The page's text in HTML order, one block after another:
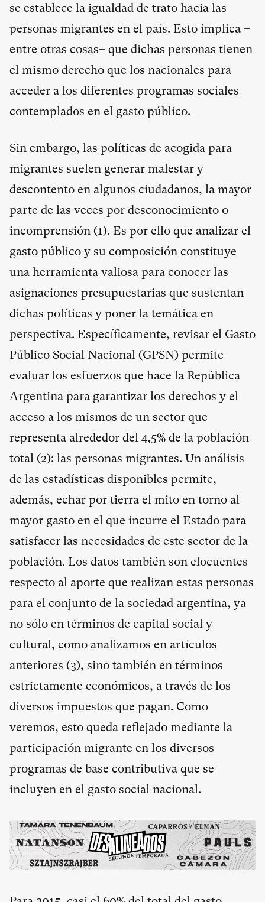
se establece la igualdad de trato hacia las
personas migrantes en el país. Esto implica –
entre otras cosas– que dichas personas tienen
el mismo derecho que los nacionales para
acceder a los diferentes programas sociales
contemplados en el gasto público.
Sin embargo, las políticas de acogida para
migrantes suelen generar malestar y
descontento en algunos ciudadanos, la mayor
parte de las veces por desconocimiento o
incomprensión (1). Es por ello que analizar el
gasto público y su composición constituye
una herramienta valiosa para conocer las
asignaciones presupuestarias que sustentan
dichas políticas y poner la temática en
perspectiva. Específicamente, revisar el Gasto
Público Social Nacional (GPSN) permite
evaluar los esfuerzos que hace la República
Argentina para garantizar los derechos y el
acceso a los mismos de un sector que
representa alrededor del 4,5% de la población
total (2): las personas migrantes. Un análisis
de las estadísticas disponibles permite,
además, echar por tierra el mito en torno al
mayor gasto en el que incurre el Estado para
satisfacer las necesidades de este sector de la
población. Los datos también son elocuentes
respecto al aporte que realizan estas personas
para el conjunto de la sociedad argentina, ya
no sólo en términos de capital social y
cultural, como analizamos en artículos
anteriores (3), sino también en términos
estrictamente económicos, a través de los
diversos impuestos que pagan. Como
veremos, esto queda reflejado mediante la
participación migrante en los diversos
programas de base contributiva que se
incluyen en el gasto social nacional.